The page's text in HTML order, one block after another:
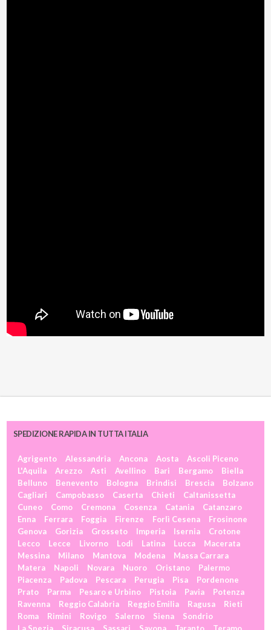
SPEDIZIONE RAPIDA IN TUTTA ITALIA
Agrigento Alessandria Ancona Aosta
Ascoli Piceno
L'Aquila
Arezzo Asti Avellino Bari Bergamo
Biella
Belluno
Benevento Bologna Brindisi Brescia
Bolzano
Cagliari
Campobasso Caserta Chieti
Caltanissetta
Cuneo
Como Cremona Cosenza Catania
Catanzaro
Enna
Ferrara Foggia Firenze Forlì Cesena
Frosinone
Genova
Gorizia Grosseto Imperia Isernia
Crotone
Lecco
Lecce Livorno Lodi Latina Lucca
Macerata
Messina
Milano Mantova Modena
Massa Carrara
Matera
Napoli Novara Nuoro Oristano
Palermo
Piacenza
Padova Pescara Perugia Pisa
Pordenone
Prato
Parma Pesaro e Urbino Pistoia Pavia
Potenza
Ravenna
Reggio Calabria Reggio Emilia Ragusa
Rieti
Roma
Rimini Rovigo Salerno Siena
Sondrio